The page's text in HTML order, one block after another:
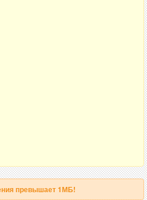
превышает 1МБ!